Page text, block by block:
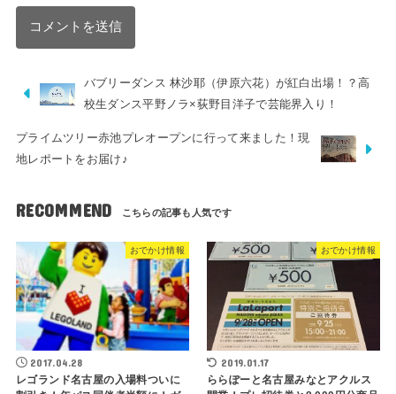
バブリーダンス 林沙耶（伊原六花）が紅白出場！？高
校生ダンス平野ノラ×荻野目洋子で芸能界入り！
プライムツリー赤池プレオープンに行って来ました！現
地レポートをお届け♪
RECOMMEND
おでかけ情報
2017.04.28
レゴランド名古屋の入場料ついに
おでかけ情報
2019.01.17
ららぽーと名古屋みなとアクルス